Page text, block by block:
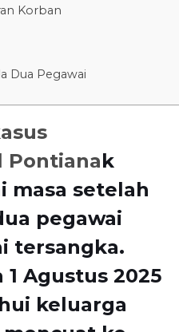
Korban
Dua Pegawai
Pontianak
masa setelah
pegawai
tersangka.
Agustus 2025
keluarga